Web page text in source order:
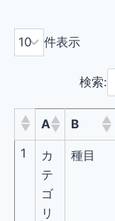
件表示
検索:
A B
1
カ
テ
ゴ
リ
種目